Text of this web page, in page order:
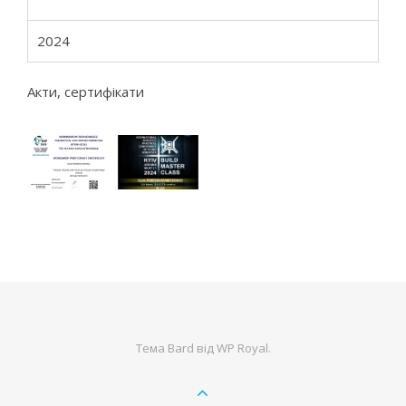
2024
Акти, сертифікати
Тема Bard відWP Royal.